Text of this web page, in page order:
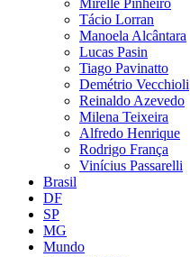
Tácio Lorran
Manoela Alcântara
Lucas Pasin
Tiago Pavinatto
Demétrio Vecchioli
Reinaldo Azevedo
Milena Teixeira
Alfredo Henrique
Rodrigo França
Vinícius Passarelli
Brasil
DF
SP
MG
Mundo